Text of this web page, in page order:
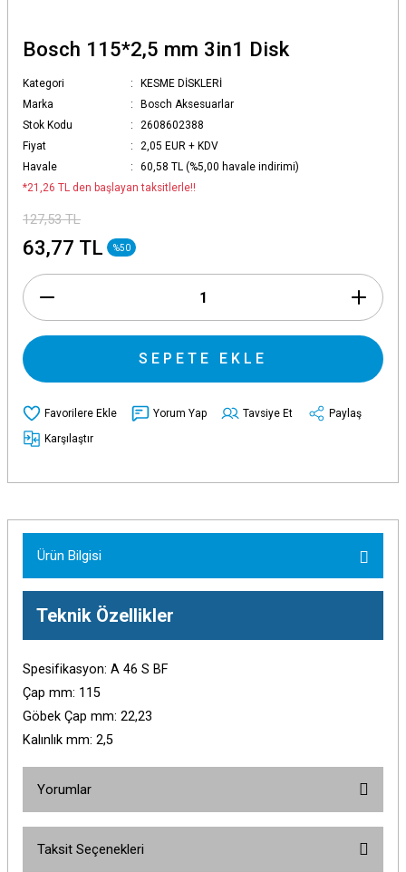
Bosch 115*2,5 mm 3in1 Disk
Kategori
KESME DİSKLERİ
Marka
Bosch Aksesuarlar
Stok Kodu
2608602388
Fiyat
2,05 EUR + KDV
Havale
60,58 TL (%5,00 havale indirimi)
*21,26 TL den başlayan taksitlerle!!
127,53 TL
63,77 TL %50
SEPETE EKLE
Yorum Yap Tavsiye Et
Paylaş
Karşılaştır
Ürün Bilgisi
Teknik Özellikler
Spesifikasyon: A 46 S BF
Çap mm: 115
Göbek Çap mm: 22,23
Kalınlık mm: 2,5
Yorumlar
Taksit Seçenekleri